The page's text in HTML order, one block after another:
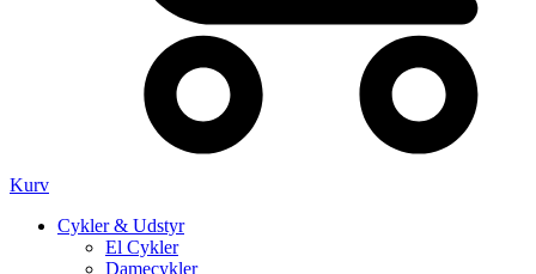
Kurv
Cykler & Udstyr
El Cykler
Damecykler